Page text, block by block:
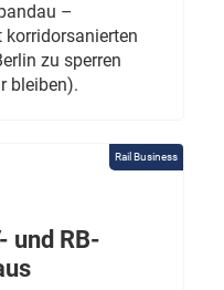
–
korridorsanierten
zu sperren
bleiben).
Rail Business
und RB-